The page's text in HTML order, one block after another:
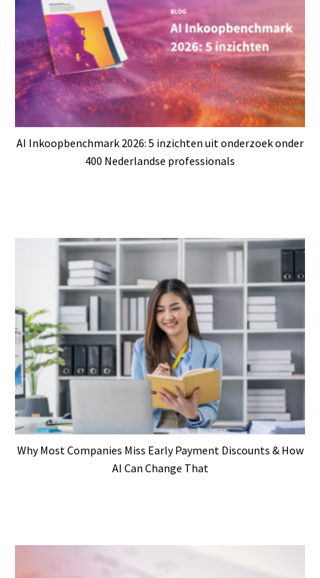
AI Inkoopbenchmark 2026: 5 inzichten uit onderzoek onder
400 Nederlandse professionals
Why Most Companies Miss Early Payment Discounts & How
AI Can Change That